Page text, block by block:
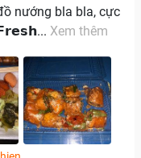
nướng bla bla, cực
Xem thêm